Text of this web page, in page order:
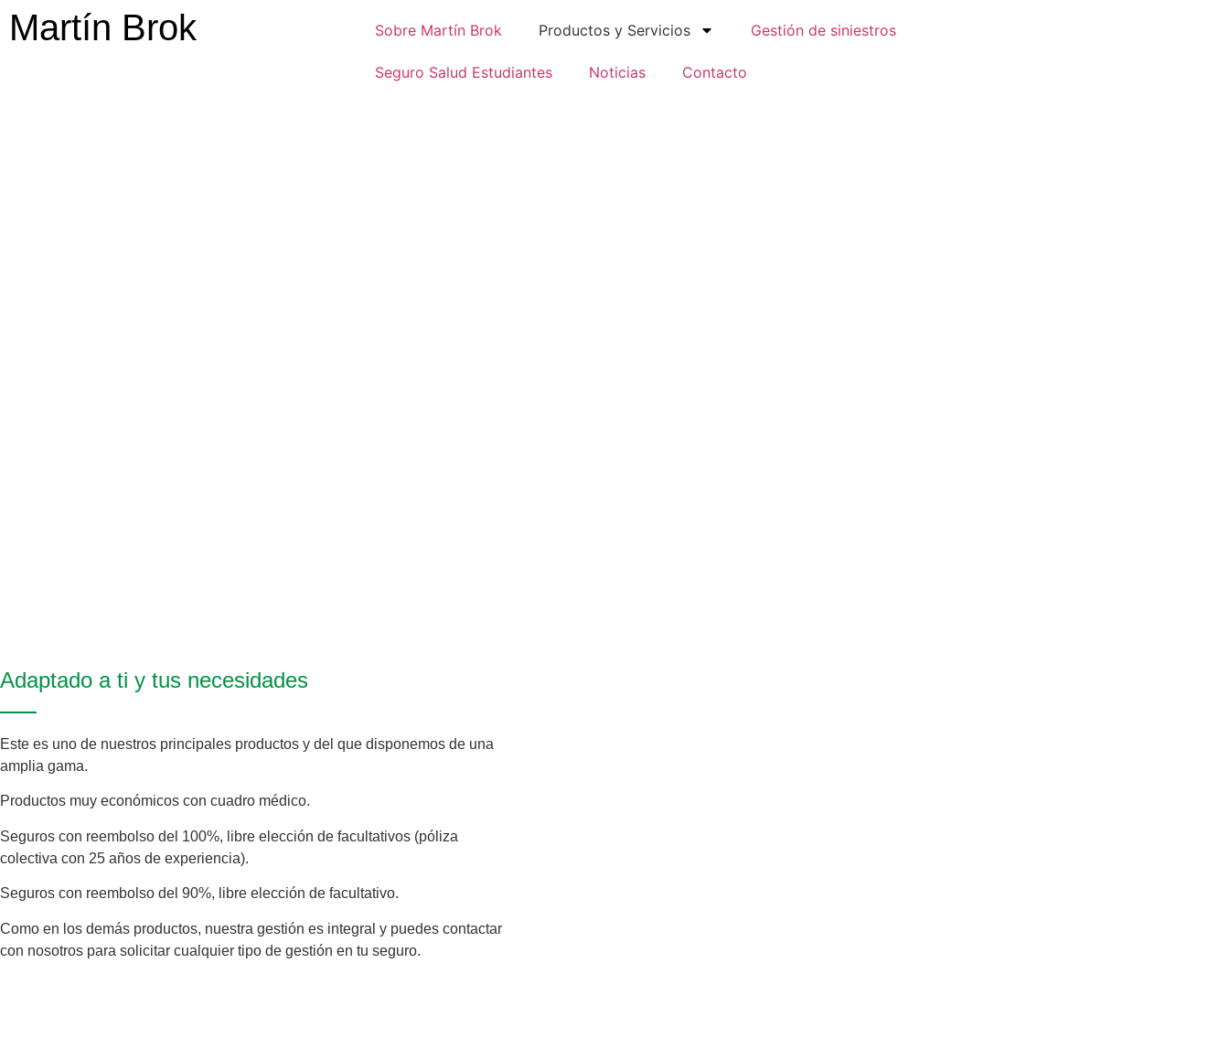
Martín Brok Sobre Martín Brok Productos y Servicios Gestión de siniestros
Seguro Salud Estudiantes Noticias Contacto
Adaptado a ti y tus necesidades
Este es uno de nuestros principales productos y del que disponemos de una
amplia gama.
Productos muy económicos con cuadro médico.
Seguros con reembolso del 100%, libre elección de facultativos (póliza
colectiva con 25 años de experiencia).
Seguros con reembolso del 90%, libre elección de facultativo.
Como en los demás productos, nuestra gestión es integral y puedes contactar
con nosotros para solicitar cualquier tipo de gestión en tu seguro.